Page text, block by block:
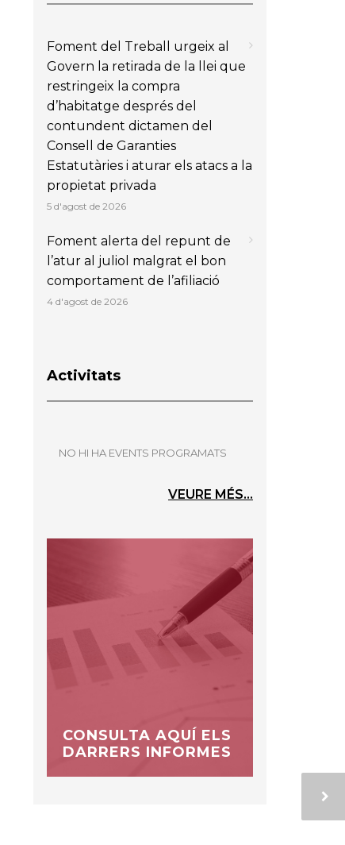
Foment del Treball urgeix al
Govern la retirada de la llei que
restringeix la compra
d’habitatge després del
contundent dictamen del
Consell de Garanties
Estatutàries i aturar els atacs a la
propietat privada
5 d'agost de 2026
Foment alerta del repunt de
l’atur al juliol malgrat el bon
comportament de l’afiliació
4 d'agost de 2026
Activitats
NO HI HA EVENTS PROGRAMATS
VEURE MÉS...
CONSULTA AQUÍ ELS
DARRERS INFORMES